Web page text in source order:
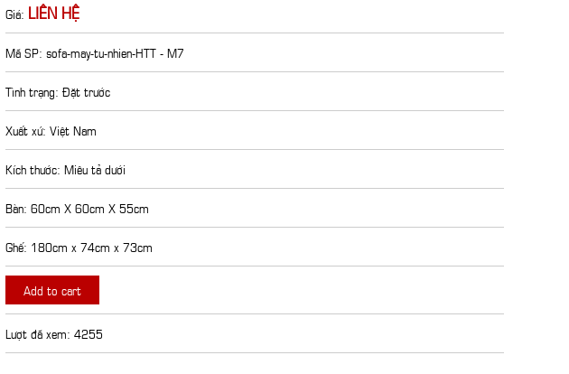
Giá: LIÊN HỆ
Mã SP: sofa-may-tu-nhien-HTT - M7
Tình trạng: Đặt trước
Xuất xứ: Việt Nam
Kích thước: Miêu tả dưới
Bàn: 60cm X 60cm X 55cm
Ghế: 180cm x 74cm x 73cm
Add to cart
Lượt đã xem: 4255